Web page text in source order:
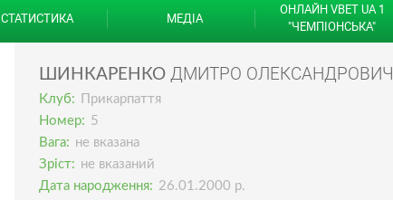
СТАТИСТИКА МЕДІА
ОНЛАЙН VBET UA 1
"ЧЕМПІОНСЬКА"
ШИНКАРЕНКО ДМИТРО ОЛЕКСАНДРОВИЧ
Клуб:
Прикарпаття
Номер: 5
Вага: не вказана
Зріст: не вказаний
Дата народження: 26.01.2000 р.